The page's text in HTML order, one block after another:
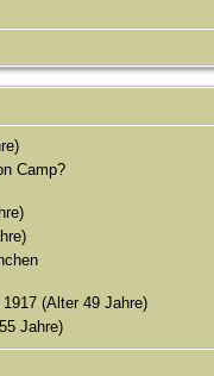
Camp?
(Alter 49 Jahre)
Jahre)